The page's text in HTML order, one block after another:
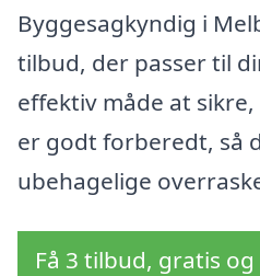
Byggesagkyndig i
tilbud, der passer til
effektiv måde at
er godt forberedt, så
ubehagelige
Få 3 tilbud, gratis